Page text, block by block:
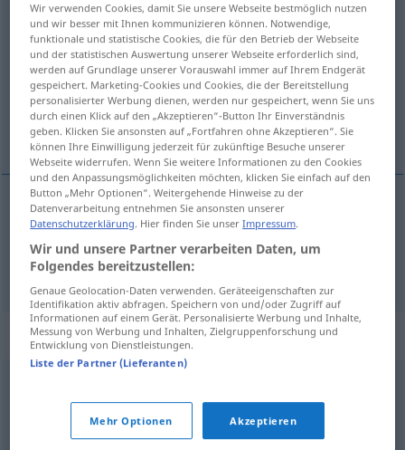
Anwohnerm <-s;Anwohner>Anwohnerin f<Anwohnerin
innen>
Übersicht aller Übersetzungen
(Für mehr Details die Übersetzung anklicken/antippen)
naseljenik, naseljenica
naseljenikm Anwohner
naseljenicaf Anwohner
Synonyme für "Anwohner"
Umkreis,Umgebung
Wir verwenden Cookies, damit Sie unsere Webseite bestmöglich nutzen
und wir besser mit Ihnen kommunizieren können. Notwendige,
funktionale und statistische Cookies, die für den Betrieb der Webseite
und der statistischen Auswertung unserer Webseite erforderlich sind,
werden auf Grundlage unserer Vorauswahl immer auf Ihrem Endgerät
gespeichert. Marketing-Cookies und Cookies, die der Bereitstellung
personalisierter Werbung dienen, werden nur gespeichert, wenn Sie uns
durch einen Klick auf den „Akzeptieren“-Button Ihr Einverständnis
geben. Klicken Sie ansonsten auf „Fortfahren ohne Akzeptieren“. Sie
können Ihre Einwilligung jederzeit für zukünftige Besuche unserer
Webseite widerrufen. Wenn Sie weitere Informationen zu den Cookies
und den Anpassungsmöglichkeiten möchten, klicken Sie einfach auf den
Button „Mehr Optionen“. Weitergehende Hinweise zu der
Datenverarbeitung entnehmen Sie ansonsten unserer
Datenschutzerklärung. Hier finden Sie unserImpressum.
Wir und unsere Partner verarbeiten Daten, um
Folgendes bereitzustellen:
Genaue Geolocation-Daten verwenden. Geräteeigenschaften zur
Identifikation aktiv abfragen. Speichern von und/oder Zugriff auf
Informationen auf einem Gerät. Personalisierte Werbung und Inhalte,
Messung von Werbung und Inhalten, Zielgruppenforschung und
Entwicklung von Dienstleistungen.
Liste der Partner (Lieferanten)
Mehr Optionen Akzeptieren